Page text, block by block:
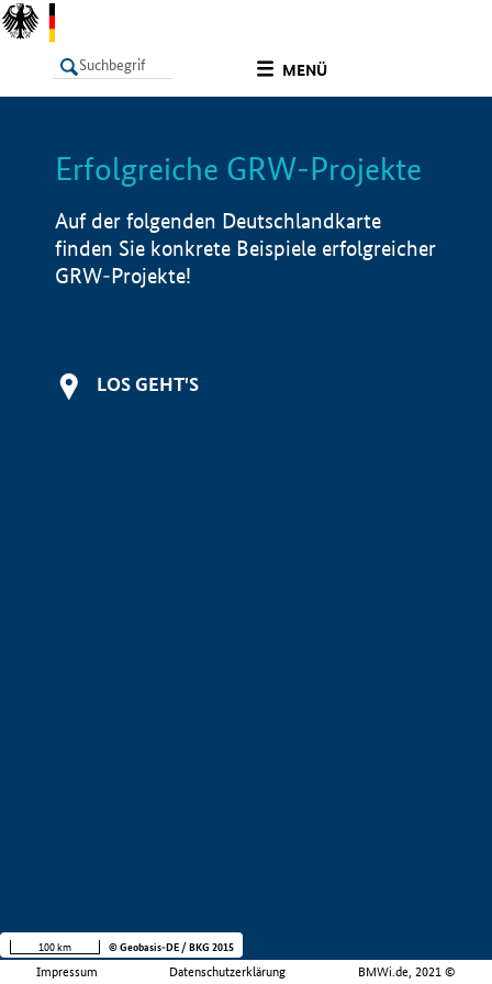
MENÜ
LISTE Info
Erfolgreiche GRW-Projekte
Auf der folgenden Deutschlandkarte
finden Sie konkrete Beispiele erfolgreicher
GRW-Projekte!
LOS GEHT'S
Impressum Datenschutzerklärung BMWi.de, 2021 ©
100 km © Geobasis-DE / BKG 2015